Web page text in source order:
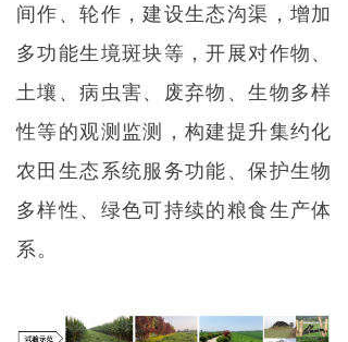
间作、轮作，建设生态沟渠，增加
多功能生境斑块等，开展对作物、
土壤、病虫害、废弃物、生物多样
性等的观测监测，构建提升集约化
农田生态系统服务功能、保护生物
多样性、绿色可持续的粮食生产体
系。